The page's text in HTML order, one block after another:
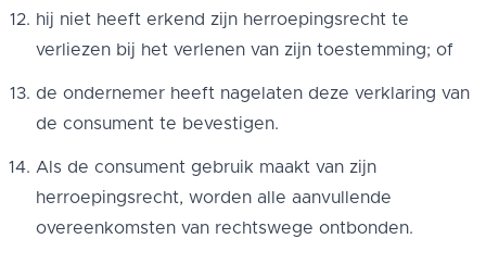
hij niet heeft erkend zijn herroepingsrecht te
verliezen bij het verlenen van zijn toestemming; of
de ondernemer heeft nagelaten deze verklaring van
de consument te bevestigen.
Als de consument gebruik maakt van zijn
herroepingsrecht, worden alle aanvullende
overeenkomsten van rechtswege ontbonden.